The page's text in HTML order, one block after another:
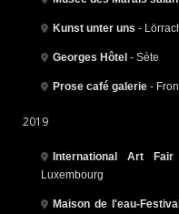
Kunst unter uns -
Georges Hôtel - Sète
Prose café galerie -
2019
International Art
Luxembourg
Maison de l'eau-